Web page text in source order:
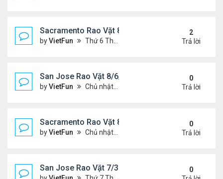
Sacramento Rao Vặt 8/13/21- 8/20/21
byVietFun Thứ 6 Tháng 8 13, 2021 11:27 am
2
Trả lời
San Jose Rao Vặt 8/6/21- 8/13/21
byVietFun Chủ nhật Tháng 8 08, 2021 6:21 pm
0
Trả lời
Sacramento Rao Vặt 8/6/21- 8/13/21
byVietFun Chủ nhật Tháng 8 08, 2021 6:15 pm
0
Trả lời
San Jose Rao Vặt 7/30/21- 8/6/21
0